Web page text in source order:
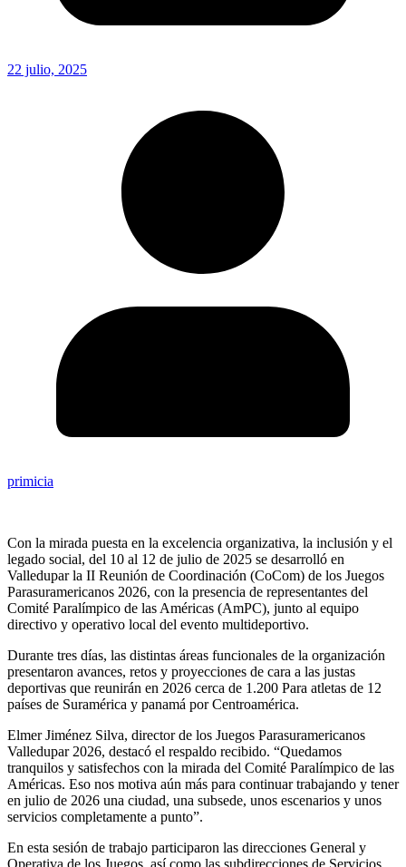
22 julio, 2025
primicia
Con la mirada puesta en la excelencia organizativa, la inclusión y el
legado social, del 10 al 12 de julio de 2025 se desarrolló en
Valledupar la II Reunión de Coordinación (CoCom) de los Juegos
Parasuramericanos 2026, con la presencia de representantes del
Comité Paralímpico de las Américas (AmPC), junto al equipo
directivo y operativo local del evento multideportivo.
Durante tres días, las distintas áreas funcionales de la organización
presentaron avances, retos y proyecciones de cara a las justas
deportivas que reunirán en 2026 cerca de 1.200 Para atletas de 12
países de Suramérica y panamá por Centroamérica.
Elmer Jiménez Silva, director de los Juegos Parasuramericanos
Valledupar 2026, destacó el respaldo recibido. “Quedamos
tranquilos y satisfechos con la mirada del Comité Paralímpico de las
Américas. Eso nos motiva aún más para continuar trabajando y tener
en julio de 2026 una ciudad, una subsede, unos escenarios y unos
servicios completamente a punto”.
En esta sesión de trabajo participaron las direcciones General y